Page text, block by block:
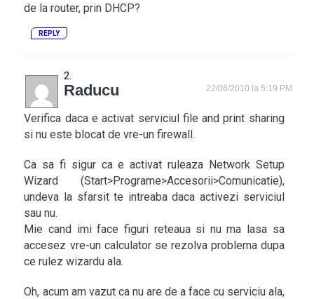
de la router, prin DHCP?
REPLY
Raducu 22/06/2010 la 5:19 PM
Verifica daca e activat serviciul file and print sharing
si nu este blocat de vre-un firewall.
Ca sa fi sigur ca e activat ruleaza Network Setup
Wizard (Start>Programe>Accesorii>Comunicatie),
undeva la sfarsit te intreaba daca activezi serviciul
sau nu.
Mie cand imi face figuri reteaua si nu ma lasa sa
accesez vre-un calculator se rezolva problema dupa
ce rulez wizardu ala.
Oh, acum am vazut ca nu are de a face cu serviciu ala,